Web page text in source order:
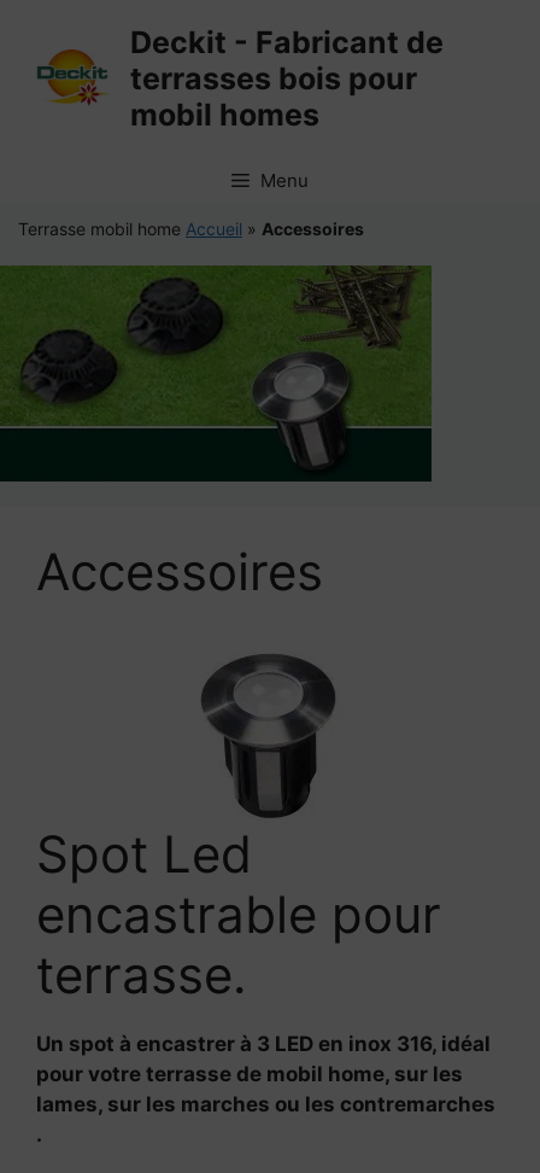
contenu
Deckit - Fabricant de
terrasses bois pour
mobil homes
Menu
Terrasse mobil home Accueil » Accessoires
Accessoires
Spot Led
encastrable pour
terrasse.
Un spot à encastrer à 3 LED en inox 316, idéal
pour votre terrasse de mobil home, sur les
lames, sur les marches ou les contremarches
.